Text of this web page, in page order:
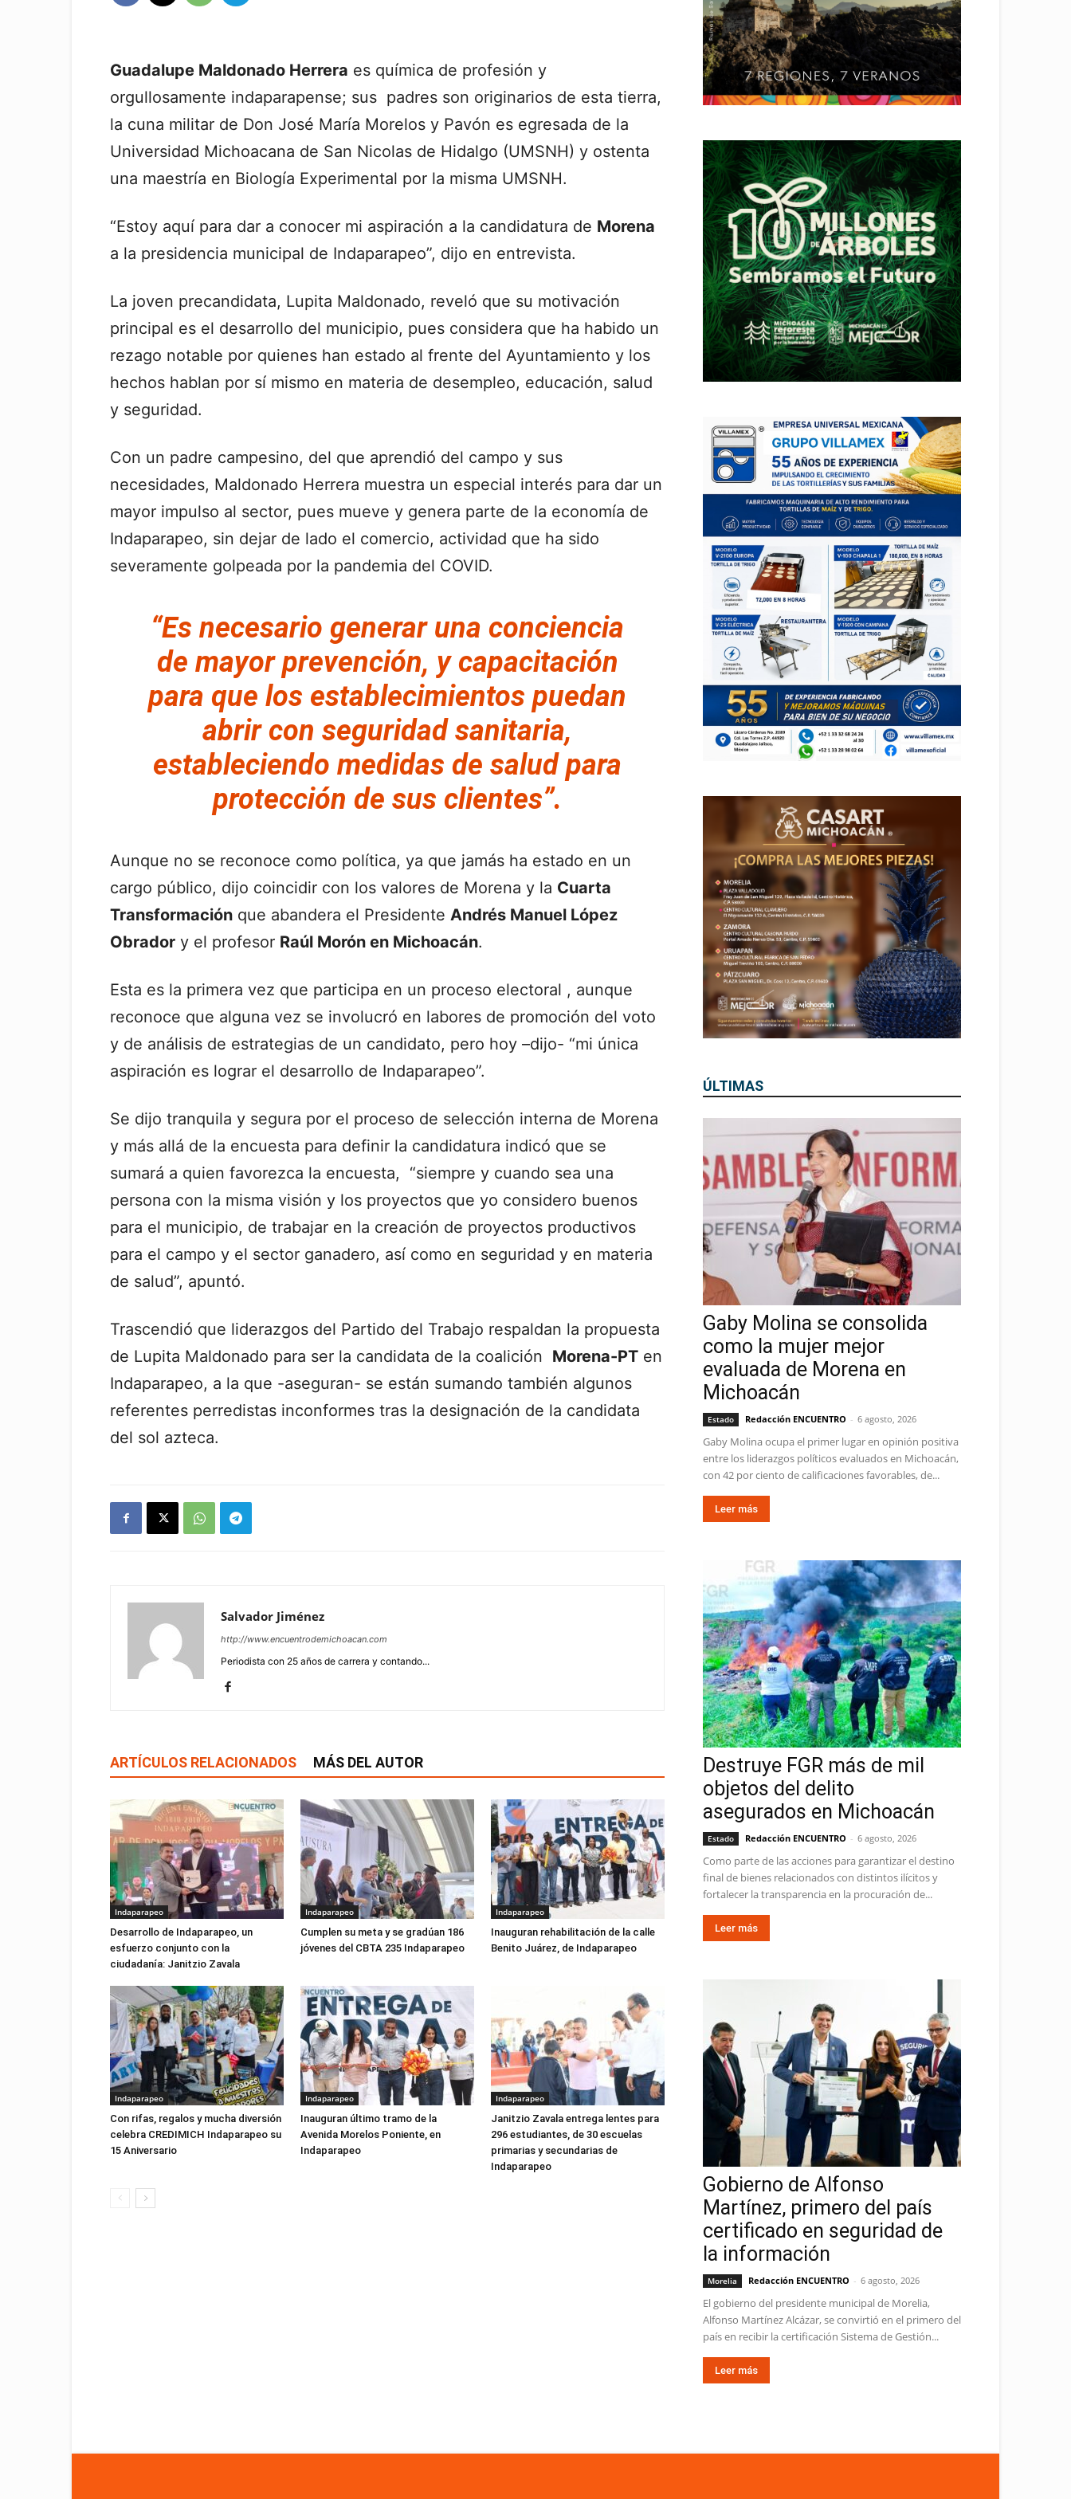
Guadalupe Maldonado Herrera es química de profesión y
orgullosamente indaparapense; sus padres son originarios de esta tierra,
la cuna militar de Don José María Morelos y Pavón es egresada de la
Universidad Michoacana de San Nicolas de Hidalgo (UMSNH) y ostenta
una maestría en Biología Experimental por la misma UMSNH.
“Estoy aquí para dar a conocer mi aspiración a la candidatura de Morena
a la presidencia municipal de Indaparapeo”, dijo en entrevista.
La joven precandidata, Lupita Maldonado, reveló que su motivación
principal es el desarrollo del municipio, pues considera que ha habido un
rezago notable por quienes han estado al frente del Ayuntamiento y los
hechos hablan por sí mismo en materia de desempleo, educación, salud
y seguridad.
Con un padre campesino, del que aprendió del campo y sus
necesidades, Maldonado Herrera muestra un especial interés para dar un
mayor impulso al sector, pues mueve y genera parte de la economía de
Indaparapeo, sin dejar de lado el comercio, actividad que ha sido
severamente golpeada por la pandemia del COVID.
“Es necesario generar una conciencia
de mayor prevención, y capacitación
para que los establecimientos puedan
abrir con seguridad sanitaria,
estableciendo medidas de salud para
protección de sus clientes”.
Aunque no se reconoce como política, ya que jamás ha estado en un
cargo público, dijo coincidir con los valores de Morena y la Cuarta
Transformación que abandera el Presidente Andrés Manuel López
Obrador y el profesor Raúl Morón en Michoacán.
Esta es la primera vez que participa en un proceso electoral , aunque
reconoce que alguna vez se involucró en labores de promoción del voto
y de análisis de estrategias de un candidato, pero hoy –dijo- “mi única
aspiración es lograr el desarrollo de Indaparapeo”.
Se dijo tranquila y segura por el proceso de selección interna de Morena
y más allá de la encuesta para definir la candidatura indicó que se
sumará a quien favorezca la encuesta, “siempre y cuando sea una
persona con la misma visión y los proyectos que yo considero buenos
para el municipio, de trabajar en la creación de proyectos productivos
para el campo y el sector ganadero, así como en seguridad y en materia
de salud”, apuntó.
Trascendió que liderazgos del Partido del Trabajo respaldan la propuesta
de Lupita Maldonado para ser la candidata de la coalición Morena-PT en
Indaparapeo, a la que -aseguran- se están sumando también algunos
referentes perredistas inconformes tras la designación de la candidata
del sol azteca.
Salvador Jiménez
http://www.encuentrodemichoacan.com
Periodista con 25 años de carrera y contando...
ARTÍCULOS RELACIONADOS MÁS DEL AUTOR
Indaparapeo
Desarrollo de Indaparapeo, un
esfuerzo conjunto con la
ciudadanía: Janitzio Zavala
Indaparapeo
Cumplen su meta y se gradúan 186
jóvenes del CBTA 235 Indaparapeo
Indaparapeo
Inauguran rehabilitación de la calle
Benito Juárez, de Indaparapeo
Indaparapeo
Con rifas, regalos y mucha diversión
celebra CREDIMICH Indaparapeo su
15 Aniversario
Indaparapeo
Inauguran último tramo de la
Avenida Morelos Poniente, en
Indaparapeo
Indaparapeo
Janitzio Zavala entrega lentes para
296 estudiantes, de 30 escuelas
primarias y secundarias de
Indaparapeo
ÚLTIMAS
Gaby Molina se consolida
como la mujer mejor
evaluada de Morena en
Michoacán
Estado Redacción ENCUENTRO - 6 agosto, 2026
Gaby Molina ocupa el primer lugar en opinión positiva
entre los liderazgos políticos evaluados en Michoacán,
con 42 por ciento de calificaciones favorables, de...
Leer más
Destruye FGR más de mil
objetos del delito
asegurados en Michoacán
Estado Redacción ENCUENTRO - 6 agosto, 2026
Como parte de las acciones para garantizar el destino
final de bienes relacionados con distintos ilícitos y
fortalecer la transparencia en la procuración de...
Leer más
Gobierno de Alfonso
Martínez, primero del país
certificado en seguridad de
la información
Morelia Redacción ENCUENTRO - 6 agosto, 2026
El gobierno del presidente municipal de Morelia,
Alfonso Martínez Alcázar, se convirtió en el primero del
país en recibir la certificación Sistema de Gestión...
Leer más